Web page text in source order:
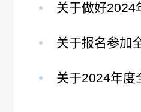
关于做好2024
关于报名参加
关于2024年度